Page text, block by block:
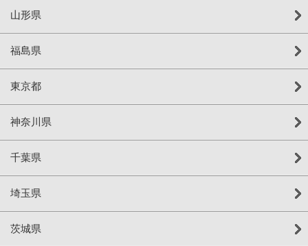
山形県
福島県
東京都
神奈川県
千葉県
埼玉県
茨城県